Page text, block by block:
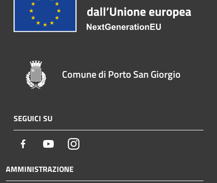
Comune di Porto San Giorgio
SEGUICI SU
Facebook YoutubeInstagram
AMMINISTRAZIONE